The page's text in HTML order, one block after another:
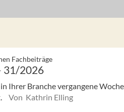
Fachbeiträge
31/2026
Ihrer Branche vergangene
Von Kathrin Elling